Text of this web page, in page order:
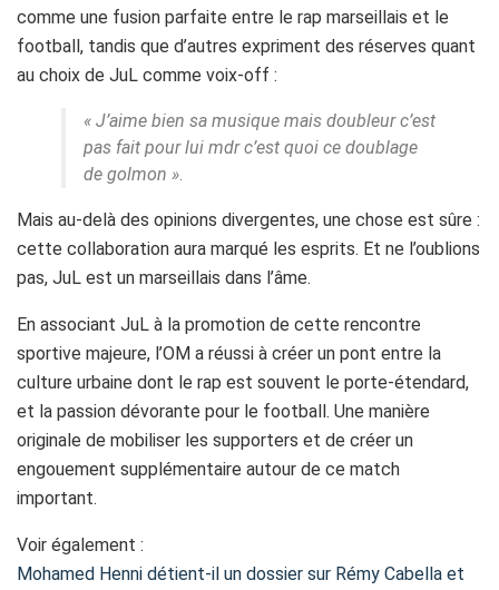
comme une fusion parfaite entre le rap marseillais et le
football, tandis que d’autres expriment des réserves quant
au choix de JuL comme voix-off :
« J’aime bien sa musique mais doubleur c’est
pas fait pour lui mdr c’est quoi ce doublage
de golmon »
Mais au-delà des opinions divergentes, une chose est sûre :
cette collaboration aura marqué les esprits. Et ne l’oublions
pas, JuL est un marseillais dans l’âme.
En associant JuL à la promotion de cette rencontre
sportive majeure, l’OM a réussi à créer un pont entre la
culture urbaine dont le rap est souvent le porte-étendard,
et la passion dévorante pour le football. Une manière
originale de mobiliser les supporters et de créer un
engouement supplémentaire autour de ce match
important.
Voir également :
Mohamed Henni détient-il un dossier sur Rémy Cabella et